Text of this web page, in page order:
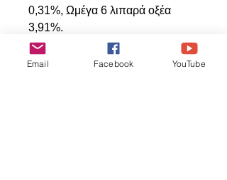
0,31%, Ωμέγα 6 λιπαρά οξέα
3,91%.
Οδηγίες χρήσης
Προσφέρετε τη Garden Veggie
Email Facebook YouTube